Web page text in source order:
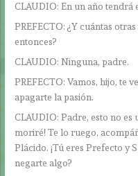
CLAUDIO: En un año tendrá
PREFECTO: ¿Y cuántas
entonces?
CLAUDIO: Ninguna, padre.
PREFECTO: Vamos, hijo, te
apagarte la pasión.
CLAUDIO: Padre, esto no es
moriré! Te lo ruego,
Plácido. ¡Tú eres Prefecto y
negarte algo?